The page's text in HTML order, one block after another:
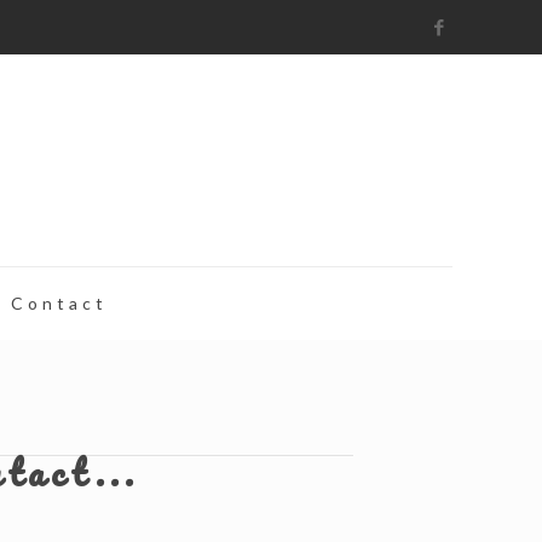
Contact